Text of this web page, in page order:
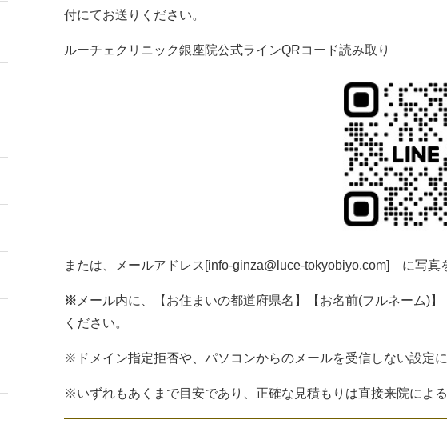
付にてお送りください。
ルーチェクリニック銀座院公式ラインQRコード読み取り
または、メールアドレス[info-ginza@luce-tokyobiyo.com] に写真
※ メール内に、【お住まいの都道府県名】【お名前(フルネーム)
ください。
※ドメイン指定拒否や、パソコンからのメールを受信しない設定
※いずれもあくまで目安であり、正確な見積もりは直接来院によ